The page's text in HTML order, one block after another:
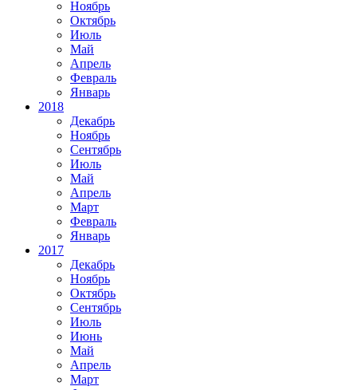
Ноябрь
Октябрь
Июль
Май
Апрель
Февраль
Январь
2018
Декабрь
Ноябрь
Сентябрь
Июль
Май
Апрель
Март
Февраль
Январь
2017
Декабрь
Ноябрь
Октябрь
Сентябрь
Июль
Июнь
Май
Апрель
Март